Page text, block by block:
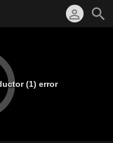
(1) error